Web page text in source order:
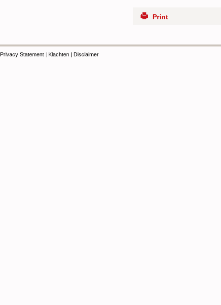
Print
Privacy Statement | Klachten | Disclaimer